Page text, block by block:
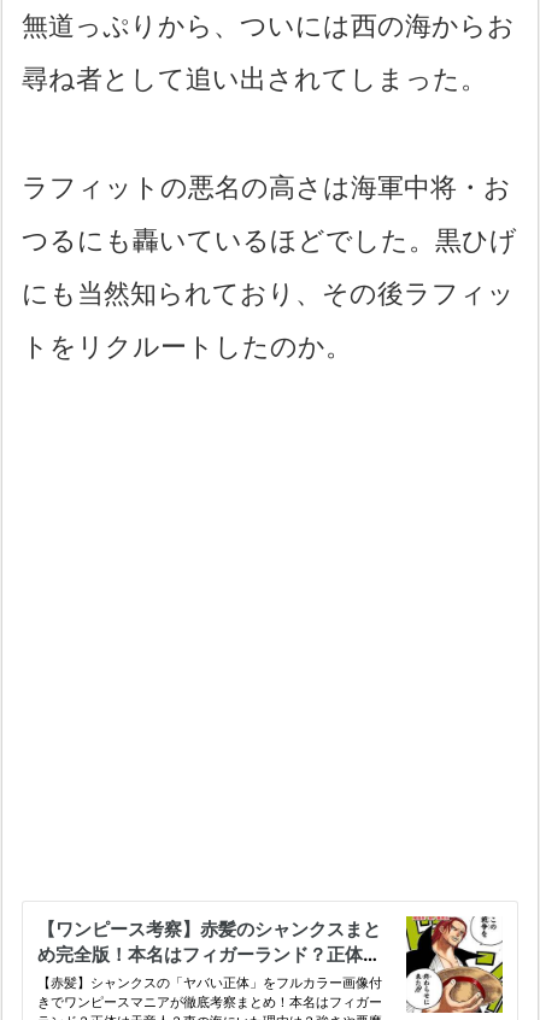
無道っぷりから、ついには西の海からお
尋ね者として追い出されてしまった。
ラフィットの悪名の高さは海軍中将・お
つるにも轟いているほどでした。黒ひげ
にも当然知られており、その後ラフィッ
トをリクルートしたのか。